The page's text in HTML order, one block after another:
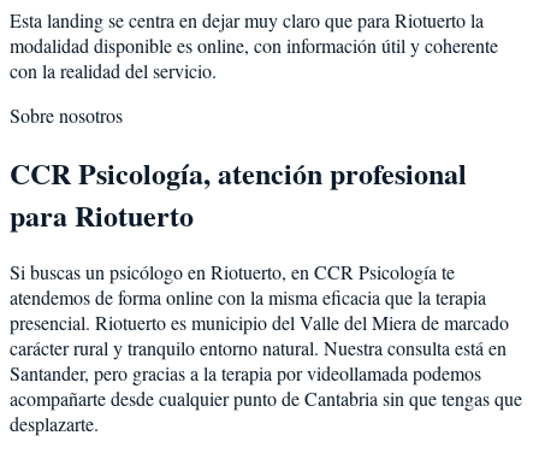
Esta landing se centra en dejar muy claro que para Riotuerto la
modalidad disponible es online, con información útil y coherente
con la realidad del servicio.
Sobre nosotros
CCR Psicología, atención profesional
para Riotuerto
Si buscas un psicólogo en Riotuerto, en CCR Psicología te
atendemos de forma online con la misma eficacia que la terapia
presencial. Riotuerto es municipio del Valle del Miera de marcado
carácter rural y tranquilo entorno natural. Nuestra consulta está en
Santander, pero gracias a la terapia por videollamada podemos
acompañarte desde cualquier punto de Cantabria sin que tengas que
desplazarte.